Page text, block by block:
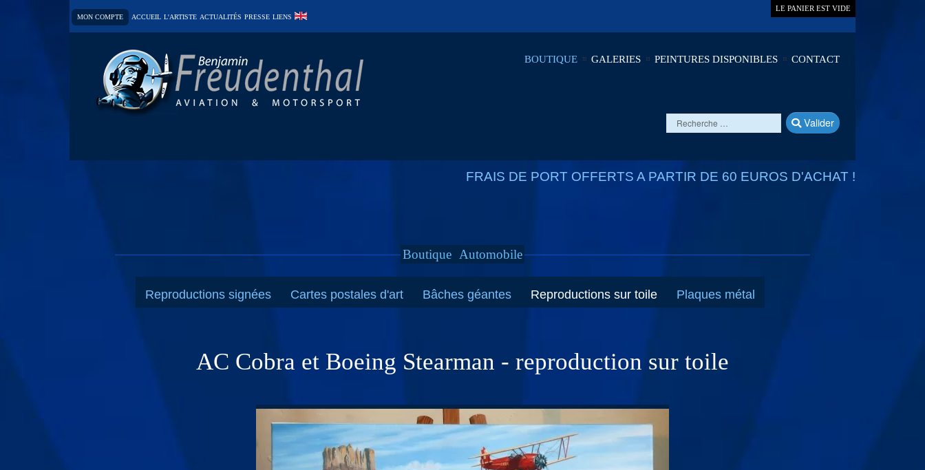
MON COMPTE ACCUEIL L'ARTISTE ACTUALITÉS PRESSE LIENS
LE PANIER EST VIDE
BOUTIQUE GALERIES PEINTURES DISPONIBLES CONTACT
Valider
FRAIS DE PORT OFFERTS A PARTIR DE 60 EUROS D'ACHAT !
Boutique Automobile
Reproductions signées Cartes postales d'art Bâches géantes Reproductions sur toile Plaques métal
AC Cobra et Boeing Stearman - reproduction sur toile